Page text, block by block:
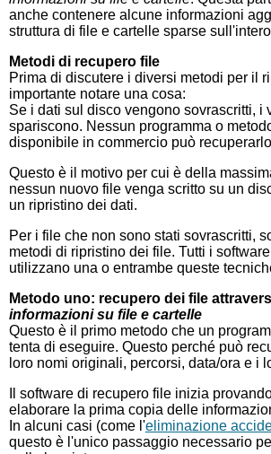
anche contenere alcune informazioni
struttura di file e cartelle sparse
Metodi di recupero file
Prima di discutere i diversi metodi per il
importante notare una cosa:
Se i dati sul disco vengono sovrascritti, i
spariscono. Nessun programma o
disponibile in commercio può
Questo è il motivo per cui è della
nessun nuovo file venga scritto su un
un ripristino dei dati.
Per i file che non sono stati sovrascritti,
metodi di ripristino dei file. Tutti i
utilizzano una o entrambe queste
Metodo uno: recupero dei file
informazioni su file e cartelle
Questo è il primo metodo che un
tenta di eseguire. Questo perché può
loro nomi originali, percorsi, data/ora e i
Il software di recupero file inizia
elaborare la prima copia delle
In alcuni casi (come l'eliminazione
questo è l'unico passaggio necessario